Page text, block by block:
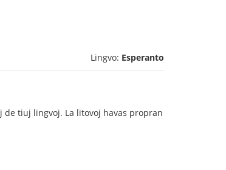
Lingvo: Esperanto
tiuj lingvoj. La litovoj havas propran